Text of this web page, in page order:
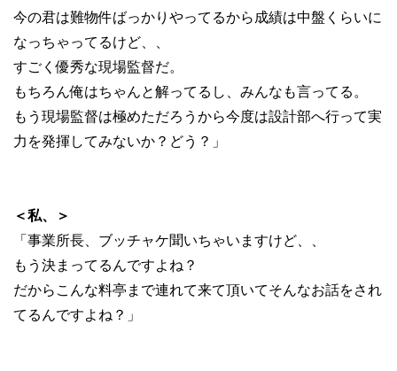
今の君は難物件ばっかりやってるから成績は中盤くらいに
なっちゃってるけど、、
すごく優秀な現場監督だ。
もちろん俺はちゃんと解ってるし、みんなも言ってる。
もう現場監督は極めただろうから今度は設計部へ行って実
力を発揮してみないか？どう？」
＜私、＞
「事業所長、ブッチャケ聞いちゃいますけど、、
もう決まってるんですよね？
だからこんな料亭まで連れて来て頂いてそんなお話をされ
てるんですよね？」